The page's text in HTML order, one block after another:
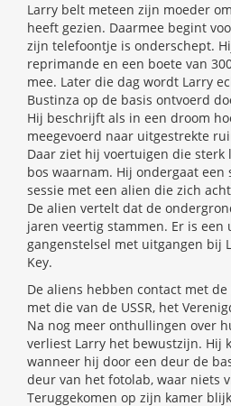
Larry belt meteen zijn moeder
heeft gezien. Daarmee begint
zijn telefoontje is onderschept.
reprimande en een boete van
mee. Later die dag wordt Larry
Bustinza op de basis ontvoerd
Hij beschrijft als in een droom
meegevoerd naar uitgestrekte
Daar ziet hij voertuigen die
bos waarnam. Hij ondergaat een
sessie met een alien die zich
De alien vertelt dat de
jaren veertig stammen. Er is een
gangenstelsel met uitgangen bij
Key.
De aliens hebben contact met de
met die van de USSR, het
Na nog meer onthullingen over
verliest Larry het bewustzijn. Hij
wanneer hij door een deur de
deur van het fotolab, waar niets
Teruggekomen op zijn kamer